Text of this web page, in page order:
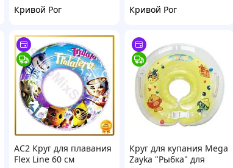
Кривой Рог
Кривой Рог
AC2 Круг для плавания
Flex Line 60 см
Круг для купания Mega
Zayka "Рыбка" для